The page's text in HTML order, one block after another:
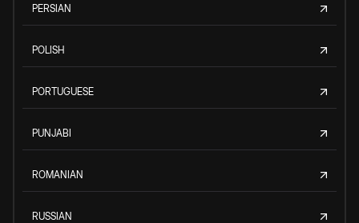
PERSIAN
POLISH
PORTUGUESE
PUNJABI
ROMANIAN
RUSSIAN